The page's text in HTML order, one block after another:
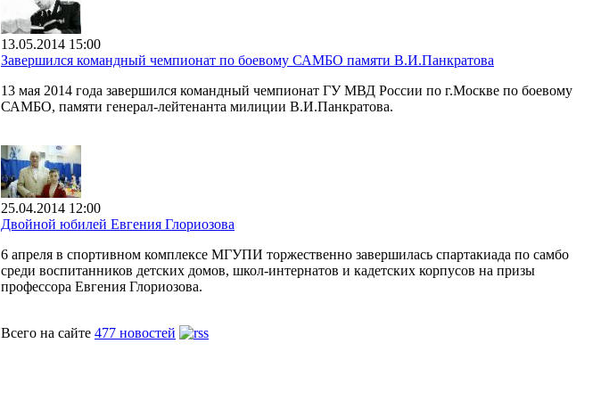
13.05.2014 15:00
Завершился командный чемпионат по боевому САМБО памяти В.И.Панкратова
13 мая 2014 года завершился командный чемпионат ГУ МВД России по г.Москве по боевому
САМБО, памяти генерал-лейтенанта милиции В.И.Панкратова.
25.04.2014 12:00
Двойной юбилей Евгения Глориозова
6 апреля в спортивном комплексе МГУПИ торжественно завершилась спартакиада по самбо
среди воспитанников детских домов, школ-интернатов и кадетских корпусов на призы
профессора Евгения Глориозова.
Всего на сайте 477 новостей